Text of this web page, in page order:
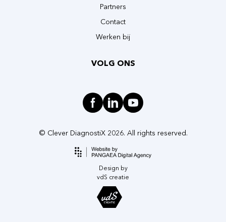
Partners
Contact
Werken bij
VOLG ONS
© Clever DiagnostiX 2026. All rights reserved.
Design by
vdS creatie